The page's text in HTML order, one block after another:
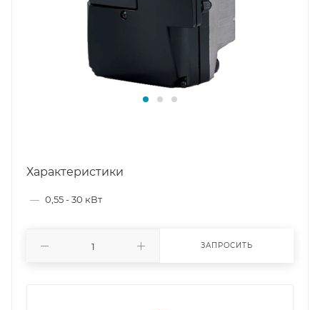
Характеристики
— 0,55 - 30 кВт
ЗАПРОСИТЬ